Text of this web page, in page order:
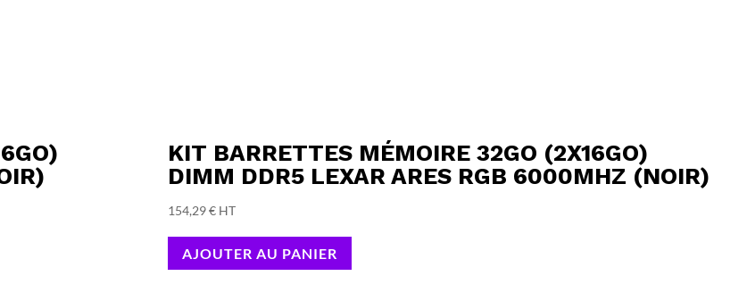
KIT BARRETTES MÉMOIRE 32GO (2X16GO)
DIMM DDR5 LEXAR ARES RGB 6000MHZ (NOIR)
154,29€ HT
AJOUTER AU PANIER